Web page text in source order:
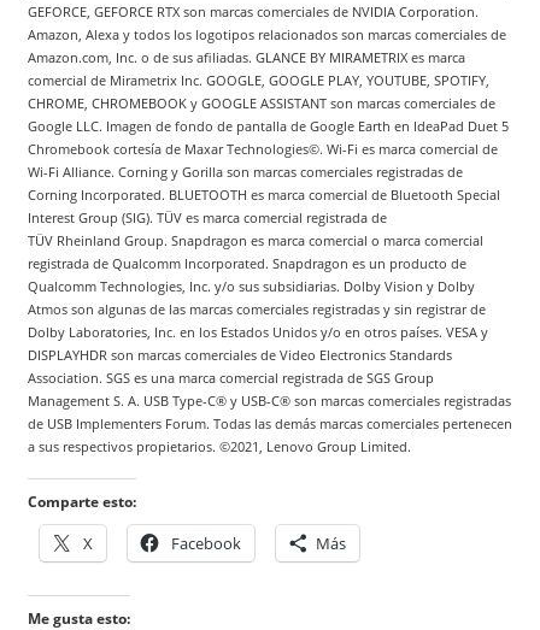
GEFORCE, GEFORCE RTX son marcas comerciales de NVIDIA Corporation.
Amazon, Alexa y todos los logotipos relacionados son marcas comerciales de
Amazon.com, Inc. o de sus afiliadas. GLANCE BY MIRAMETRIX es marca
comercial de Mirametrix Inc. GOOGLE, GOOGLE PLAY, YOUTUBE, SPOTIFY,
CHROME, CHROMEBOOK y GOOGLE ASSISTANT son marcas comerciales de
Google LLC. Imagen de fondo de pantalla de Google Earth en IdeaPad Duet 5
Chromebook cortesía de Maxar Technologies©. Wi-Fi es marca comercial de
Wi-Fi Alliance. Corning y Gorilla son marcas comerciales registradas de
Corning Incorporated. BLUETOOTH es marca comercial de Bluetooth Special
Interest Group (SIG). TÜV es marca comercial registrada de
TÜV Rheinland Group. Snapdragon es marca comercial o marca comercial
registrada de Qualcomm Incorporated. Snapdragon es un producto de
Qualcomm Technologies, Inc. y/o sus subsidiarias. Dolby Vision y Dolby
Atmos son algunas de las marcas comerciales registradas y sin registrar de
Dolby Laboratories, Inc. en los Estados Unidos y/o en otros países. VESA y
DISPLAYHDR son marcas comerciales de Video Electronics Standards
Association. SGS es una marca comercial registrada de SGS Group
Management S. A. USB Type-C® y USB-C® son marcas comerciales registradas
de USB Implementers Forum. Todas las demás marcas comerciales pertenecen
a sus respectivos propietarios. ©2021, Lenovo Group Limited.
Comparte esto:
X Facebook Más
Me gusta esto: